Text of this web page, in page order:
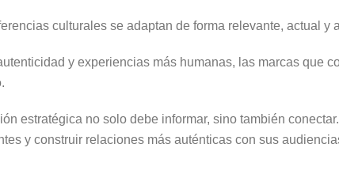
culturales se adaptan de forma relevante, actual y
y experiencias más humanas, las marcas que
estratégica no solo debe informar, sino también
y construir relaciones más auténticas con sus